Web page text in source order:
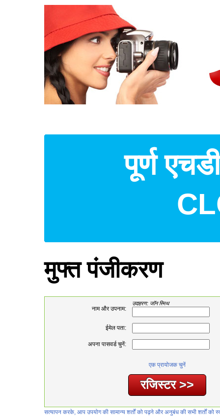
पूर्ण
मुफ्त पंजीकरण
नाम और उपनाम:
उदाहरण: जॉन स्मिथ
ईमेल पता:
अपना पासवर्ड चुनें:
एक प्रायोजक चुनें
सत्यापन करके, आप उपयोग की सामान्य शर्तों को पढ़ने और अनुबंध की सभी शर्तों को